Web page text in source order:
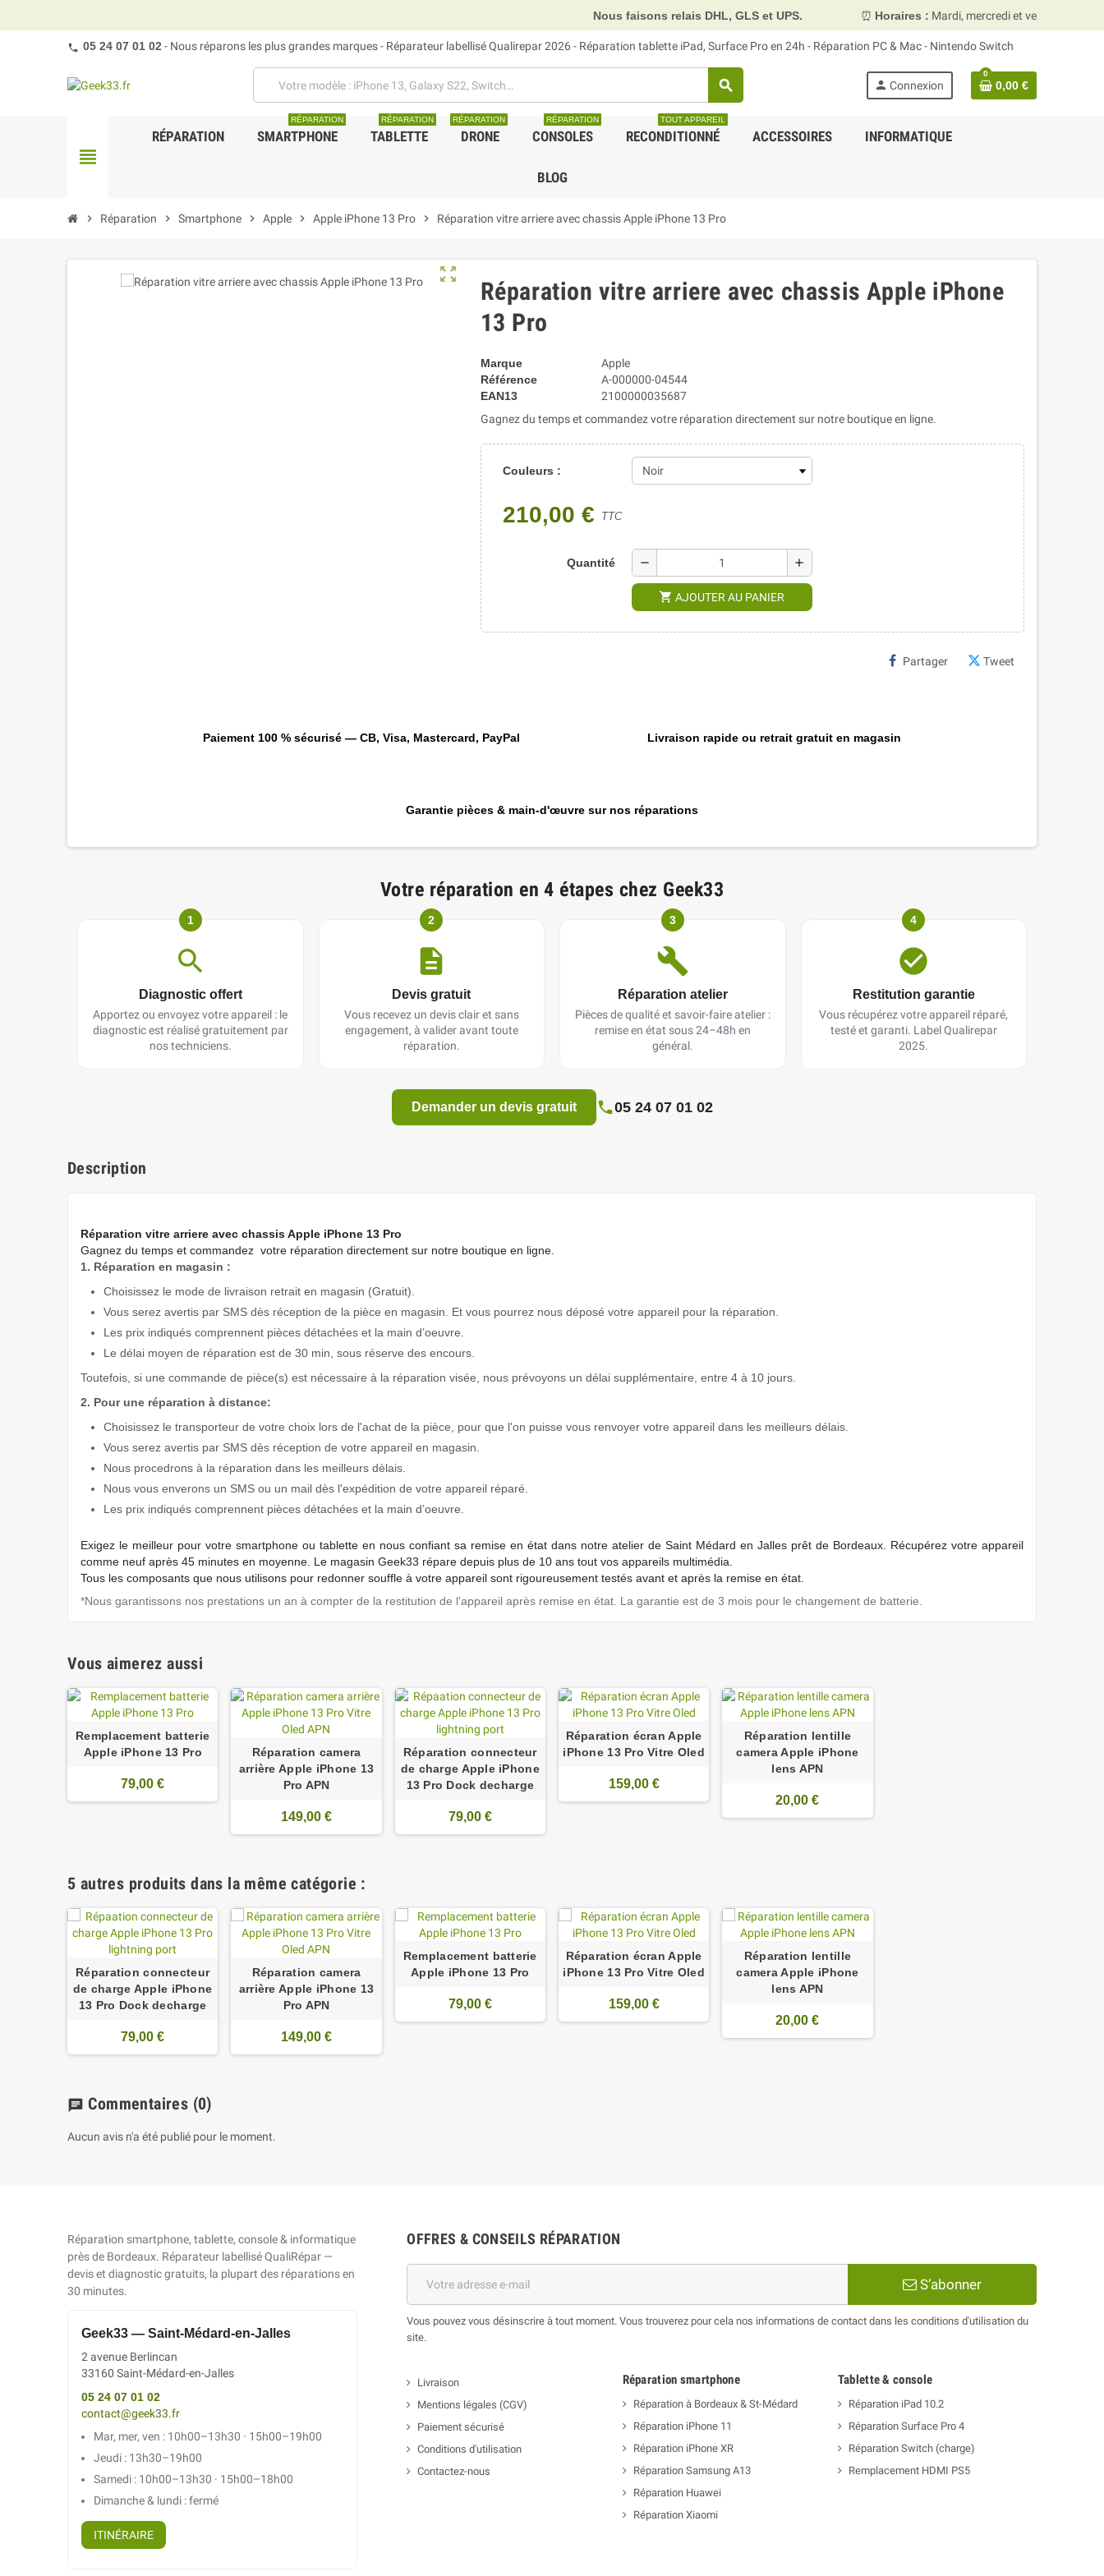
Nous faisons relais DHL, GLS et UPS. ⏰Horaires : Mardi, mercredi et vendredi 10h00–13h30 &
05 24 07 01 02- Nous réparons les plus grandes marques - Réparateur labellisé Qualirepar 2026 - Réparation tablette iPad, Surface Pro en 24h - Réparation PC & Mac - Nintendo Switch
search person Connexion
0
0,00 €
view_headline
RÉPARATION SMARTPHONE
RÉPARATION
TABLETTE
RÉPARATION
DRONE
RÉPARATION
CONSOLES
RÉPARATION
RECONDITIONNÉ
TOUT APPAREIL
ACCESSOIRES INFORMATIQUE
BLOG
chevron_right Réparation chevron_right Smartphone chevron_right Apple chevron_right Apple iPhone 13 Pro chevron_right Réparation vitre arriere avec chassis Apple iPhone 13 Pro
zoom_out_map
Réparation vitre arriere avec chassis Apple iPhone
13 Pro
Marque
Apple
Référence
A-000000-04544
EAN13
2100000035687
Gagnez du temps et commandez votre réparation directement sur notre boutique en ligne.
Couleurs :
210,00 € TTC
Quantité remove add
shopping_cart AJOUTER AU PANIER
Partager Tweet
Paiement 100 % sécurisé — CB, Visa, Mastercard, PayPal Livraison rapide ou retrait gratuit en magasin
Garantie pièces & main-d'œuvre sur nos réparations
Votre réparation en 4 étapes chez Geek33
1
Diagnostic offert
Apportez ou envoyez votre appareil : le
diagnostic est réalisé gratuitement par
nos techniciens.
2
Devis gratuit
Vous recevez un devis clair et sans
engagement, à valider avant toute
réparation.
3
Réparation atelier
Pièces de qualité et savoir-faire atelier :
remise en état sous 24–48h en
général.
4
Restitution garantie
Vous récupérez votre appareil réparé,
testé et garanti. Label Qualirepar
2025.
Demander un devis gratuit 05 24 07 01 02
Description
Réparation vitre arriere avec chassis Apple iPhone 13 Pro
Gagnez du temps et commandez votre réparation directement sur notre boutique en ligne.
1. Réparation en magasin :
Choisissez le mode de livraison retrait en magasin (Gratuit).
Vous serez avertis par SMS dès réception de la pièce en magasin. Et vous pourrez nous déposé votre appareil pour la réparation.
Les prix indiqués comprennent pièces détachées et la main d’oeuvre.
Le délai moyen de réparation est de 30 min, sous réserve des encours.
Toutefois, si une commande de pièce(s) est nécessaire à la réparation visée, nous prévoyons un délai supplémentaire, entre 4 à 10 jours.
2. Pour une réparation à distance:
Choisissez le transporteur de votre choix lors de l'achat de la pièce, pour que l'on puisse vous renvoyer votre appareil dans les meilleurs délais.
Vous serez avertis par SMS dès réception de votre appareil en magasin.
Nous procedrons à la réparation dans les meilleurs dèlais.
Nous vous enverons un SMS ou un mail dès l'expédition de votre appareil réparé.
Les prix indiqués comprennent pièces détachées et la main d’oeuvre.
Exigez le meilleur pour votre smartphone ou tablette en nous conﬁant sa remise en état dans notre atelier de Saint Médard en Jalles prêt de Bordeaux. Récupérez votre appareil
comme neuf après 45 minutes en moyenne. Le magasin Geek33 répare depuis plus de 10 ans tout vos appareils multimédia.
Tous les composants que nous utilisons pour redonner souffle à votre appareil sont rigoureusement testés avant et après la remise en état.
*Nous garantissons nos prestations un an à compter de la restitution de l’appareil après remise en état. La garantie est de 3 mois pour le changement de batterie.
Vous aimerez aussi
Remplacement batterie
Apple iPhone 13 Pro
79,00 €
Réparation camera
arrière Apple iPhone 13
Pro APN
149,00 €
Réparation connecteur
de charge Apple iPhone
13 Pro Dock decharge
79,00 €
Réparation écran Apple
iPhone 13 Pro Vitre Oled
159,00 €
Réparation lentille
camera Apple iPhone
lens APN
20,00 €
5 autres produits dans la même catégorie :
Réparation connecteur
de charge Apple iPhone
13 Pro Dock decharge
79,00 €
Réparation camera
arrière Apple iPhone 13
Pro APN
149,00 €
Remplacement batterie
Apple iPhone 13 Pro
79,00 €
Réparation écran Apple
iPhone 13 Pro Vitre Oled
159,00 €
Réparation lentille
camera Apple iPhone
lens APN
20,00 €
chat Commentaires (0)
Aucun avis n'a été publié pour le moment.
Réparation smartphone, tablette, console & informatique
près de Bordeaux. Réparateur labellisé QualiRépar —
devis et diagnostic gratuits, la plupart des réparations en
30 minutes.
Geek33 — Saint-Médard-en-Jalles
2 avenue Berlincan
33160 Saint-Médard-en-Jalles
05 24 07 01 02
contact@geek33.fr
Mar, mer, ven : 10h00–13h30 · 15h00–19h00
Jeudi : 13h30–19h00
Samedi : 10h00–13h30 · 15h00–18h00
Dimanche & lundi : fermé
ITINÉRAIRE
OFFRES & CONSEILS RÉPARATION
S’abonner
Vous pouvez vous désinscrire à tout moment. Vous trouverez pour cela nos informations de contact dans les conditions d'utilisation du
site.
Livraison
Mentions légales (CGV)
Paiement sécurisé
Conditions d'utilisation
Contactez-nous
Réparation smartphone
Réparation à Bordeaux & St-Médard
Réparation iPhone 11
Réparation iPhone XR
Réparation Samsung A13
Réparation Huawei
Réparation Xiaomi
Tablette & console
Réparation iPad 10.2
Réparation Surface Pro 4
Réparation Switch (charge)
Remplacement HDMI PS5